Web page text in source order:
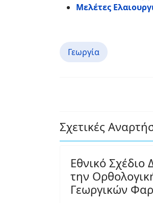
Μελέτες
Γεωργία
Σχετικές
Εθνικό Σχέδιο
την
Γεωργικών